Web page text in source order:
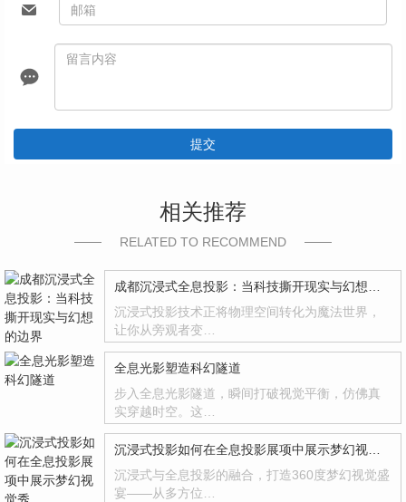
提交
相关推荐
RELATED TO RECOMMEND
沉浸式投影技术正将物理空间转化为魔法世界，
让你从旁观者变…
全息光影塑造科幻隧道
步入全息光影隧道，瞬间打破视觉平衡，仿佛真
实穿越时空。这…
沉浸式与全息投影的融合，打造360度梦幻视觉盛
宴——从多方位…